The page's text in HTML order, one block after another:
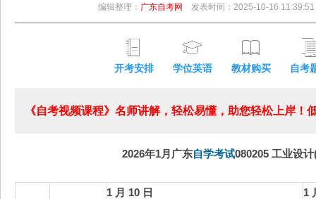
编辑整理： 广东自考网 发表时间：2025-10-16 11:39:51
开考安排 学位英语 教材购买 自考
《自考视频课程》名师讲解，轻松易懂，助您轻松上岸！
2026年1月广东自学考试080205 工业设
1 月 10 日
1